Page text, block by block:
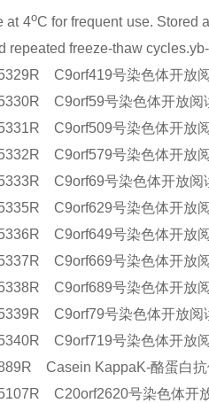
at 4oC for frequent use. Stored
repeated freeze-thaw
C9orf419号染色体开放
C9orf59号染色体开放阅
C9orf509号染色体开放
C9orf579号染色体开放
C9orf69号染色体开放阅
C9orf629号染色体开放
C9orf649号染色体开放
C9orf669号染色体开放
C9orf689号染色体开放
C9orf79号染色体开放阅
C9orf719号染色体开放
Casein KappaK-酪蛋白
C20orf2620号染色体开